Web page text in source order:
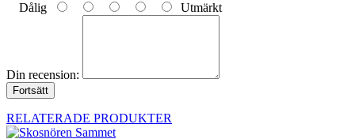
Dålig
Utmärkt
Din recension:
Fortsätt
RELATERADE PRODUKTER